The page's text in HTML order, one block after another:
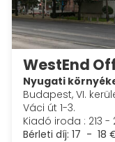
WestEnd
Nyugati
Budapest, VI.
Váci út 1-3.
Kiadó iroda : 213 -
Bérleti díj: 17 - 18